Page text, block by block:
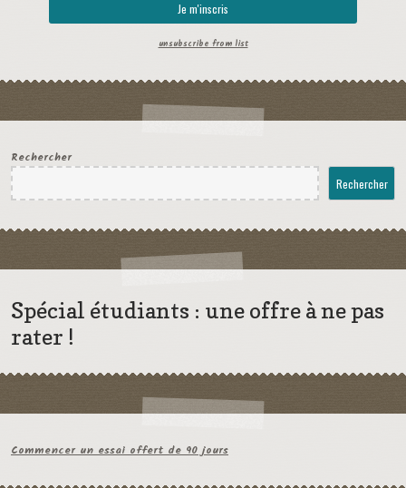
unsubscribe from list
Rechercher
Rechercher
Spécial étudiants : une offre à ne pas
rater !
Commencer un essai offert de 90 jours